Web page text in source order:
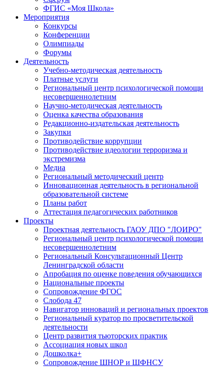
ФГИС «Моя Школа»
Мероприятия
Конкурсы
Конференции
Олимпиады
Форумы
Деятельность
Учебно-методическая деятельность
Платные услуги
Региональный центр психологической помощи
несовершеннолетним
Научно-методическая деятельность
Оценка качества образования
Редакционно-издательская деятельность
Закупки
Противодействие коррупции
Противодействие идеологии терроризма и
экстремизма
Медиа
Региональный методический центр
Инновационная деятельность в региональной
образовательной системе
Планы работ
Аттестация педагогических работников
Проекты
Проектная деятельность ГАОУ ДПО "ЛОИРО"
Региональный центр психологической помощи
несовершеннолетним
Региональный Консультационный Центр
Ленинградской области
Апробация по оценке поведения обучающихся
Национальные проекты
Сопровождение ФГОС
Слобода 47
Навигатор инноваций и региональных проектов
Региональный куратор по просветительской
деятельности
Центр развития тьюторских практик
Ассоциация новых школ
Дошколка+
Сопровождение ШНОР и ШФНСУ